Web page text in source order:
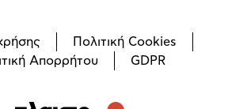
Πολιτική Cookies
Απορρήτου
GDPR